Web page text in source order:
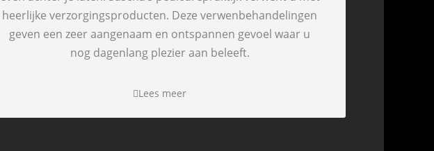
heerlijke verzorgingsproducten. Deze verwenbehandelingen
geven een zeer aangenaam en ontspannen gevoel waar u
nog dagenlang plezier aan beleeft.
Lees meer